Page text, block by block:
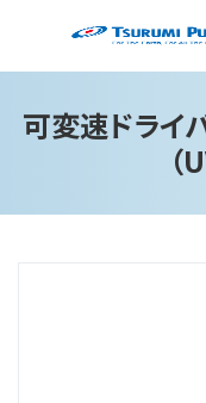
可変速ドライ
（